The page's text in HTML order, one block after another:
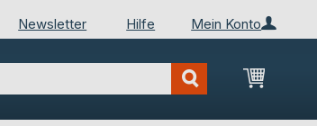
Mein Konto
Newsletter Hilfe
Mein